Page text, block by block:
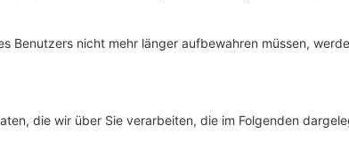
Benutzers nicht mehr länger aufbewahren müssen,
die wir über Sie verarbeiten, die im Folgenden